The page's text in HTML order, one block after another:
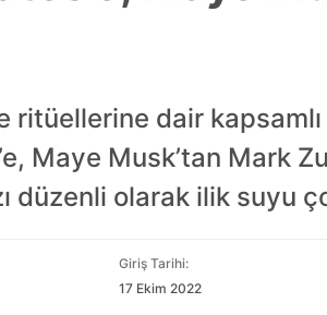
dair kapsamlı
Maye Musk’tan Mark
düzenli olarak ilik suyu
Giriş Tarihi:
17 Ekim 2022